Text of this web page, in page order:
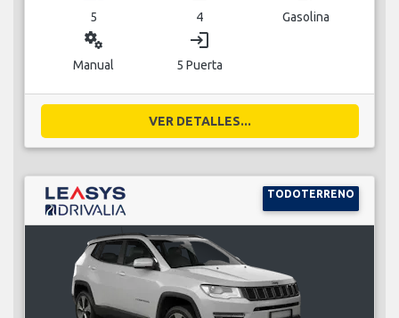
5 4 Gasolina
miscellaneous_services
Manual
login
5 Puerta
VER DETALLES...
TODOTERRENO